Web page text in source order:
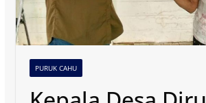
PURUK CAHU